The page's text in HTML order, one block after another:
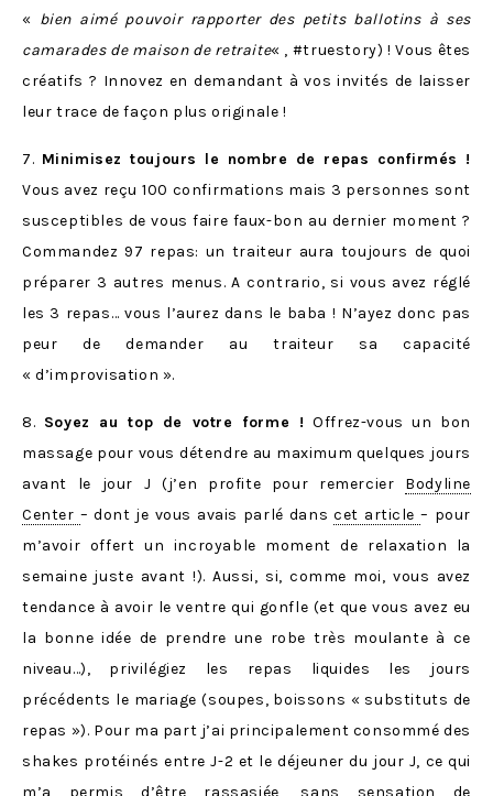
« bien aimé pouvoir rapporter des petits ballotins à ses
camarades de maison de retraite« , #truestory) ! Vous êtes
créatifs ? Innovez en demandant à vos invités de laisser
leur trace de façon plus originale !
7. Minimisez toujours le nombre de repas confirmés !
Vous avez reçu 100 confirmations mais 3 personnes sont
susceptibles de vous faire faux-bon au dernier moment ?
Commandez 97 repas: un traiteur aura toujours de quoi
préparer 3 autres menus. A contrario, si vous avez réglé
les 3 repas… vous l’aurez dans le baba ! N’ayez donc pas
peur de demander au traiteur sa capacité
« d’improvisation ».
8. Soyez au top de votre forme ! Offrez-vous un bon
massage pour vous détendre au maximum quelques jours
avant le jour J (j’en profite pour remercier Bodyline
Center – dont je vous avais parlé danscet article– pour
m’avoir offert un incroyable moment de relaxation la
semaine juste avant !). Aussi, si, comme moi, vous avez
tendance à avoir le ventre qui gonfle (et que vous avez eu
la bonne idée de prendre une robe très moulante à ce
niveau…), privilégiez les repas liquides les jours
précédents le mariage (soupes, boissons « substituts de
repas »). Pour ma part j’ai principalement consommé des
shakes protéinés entre J-2 et le déjeuner du jour J, ce qui